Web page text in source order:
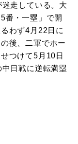
走している。大
番・一塁」で開
わず4月22日に
後、二軍でホー
つけて5月10日
日戦に逆転満塁